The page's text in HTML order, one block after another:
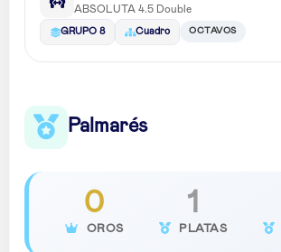
ABSOLUTA 4.5 Double
GRUPO 8 Cuadro OCTAVOS
Palmarés
0
OROS
1
PLATAS